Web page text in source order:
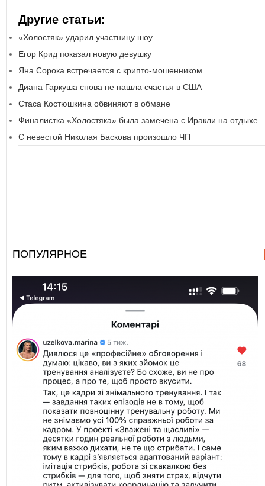
Другие статьи:
«Холостяк» ударил участницу шоу
Егор Крид показал новую девушку
Яна Сорока встречается с крипто-мошенником
Диана Гаркуша снова не нашла счастья в США
Стаса Костюшкина обвиняют в обмане
Финалистка «Холостяка» была замечена с Иракли на отдыхе
С невестой Николая Баскова произошло ЧП
ПОПУЛЯРНОЕ